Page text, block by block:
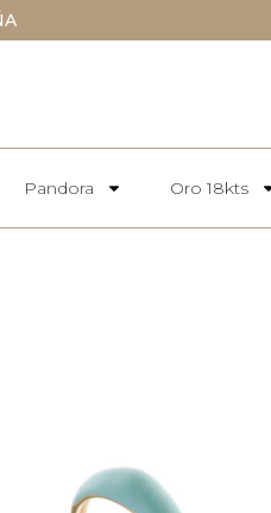
Pandora Oro 18kts